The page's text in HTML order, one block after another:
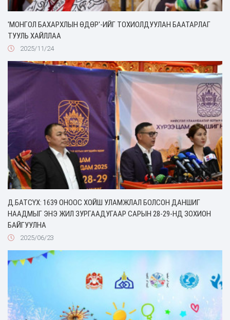
'МОНГОЛ БАХАРХЛЫН ӨДӨР'-ИЙГ ТОХИОЛДУУЛАН БААТАРЛАГ
ТУУЛЬ ХАЙЛЛАА
2025/11/24
Д.БАТСҮХ: 1639 ОНООС ХОЙШ УЛАМЖЛАЛ БОЛСОН ДАНШИГ
НААДМЫГ ЭНЭ ЖИЛ ЗУРГААДУГААР САРЫН 28-29-НД ЗОХИОН
БАЙГУУЛНА
2025/06/23